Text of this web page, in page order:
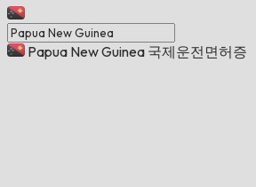
Papua New Guinea 국제운전면허증